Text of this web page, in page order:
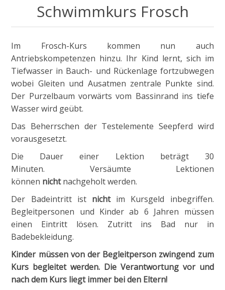
Schwimmkurs Frosch
Im Frosch-Kurs kommen nun auch
Antriebskompetenzen hinzu. Ihr Kind lernt, sich im
Tiefwasser in Bauch- und Rückenlage fortzubwegen
wobei Gleiten und Ausatmen zentrale Punkte sind.
Der Purzelbaum vorwärts vom Bassinrand ins tiefe
Wasser wird geübt.
Das Beherrschen der Testelemente Seepferd wird
vorausgesetzt.
Die Dauer einer Lektion beträgt 30
Minuten. Versäumte Lektionen
können nichtnachgeholt werden.
Der Badeintritt ist nichtim Kursgeld inbegriffen.
Begleitpersonen und Kinder ab 6 Jahren müssen
einen Eintritt lösen. Zutritt ins Bad nur in
Badebekleidung.
Kinder müssen von der Begleitperson zwingend zum
Kurs begleitet werden. Die Verantwortung vor und
nach dem Kurs liegt immer bei den Eltern!